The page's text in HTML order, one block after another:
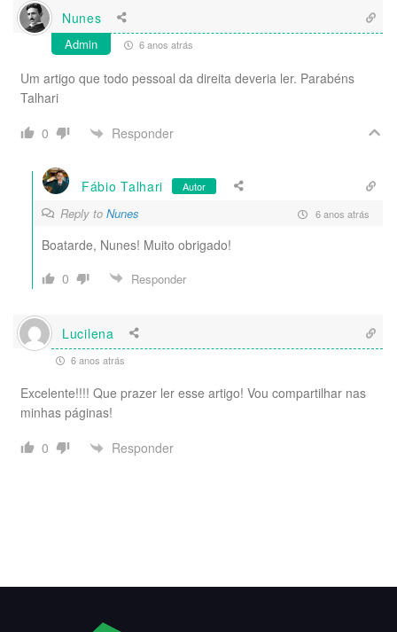
Nunes
Admin 6 anos atrás
Um artigo que todo pessoal da direita deveria ler. Parabéns
Talhari
0
Responder
Fábio Talhari Autor
Reply to Nunes 6 anos atrás
Boatarde, Nunes! Muito obrigado!
0
Responder
Lucilena
6 anos atrás
Excelente!!!! Que prazer ler esse artigo! Vou compartilhar nas
minhas páginas!
0
Responder